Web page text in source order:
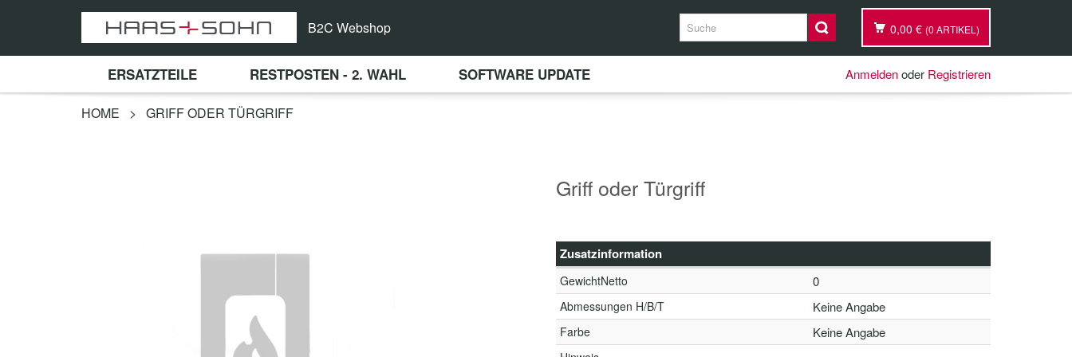
B2C Webshop 0,00 € (0 ARTIKEL)
ERSATZTEILE RESTPOSTEN - 2. WAHL SOFTWARE UPDATE Anmeldenoder Registrieren
HOME > GRIFF ODER TÜRGRIFF
Griff oder Türgriff
Zusatzinformation
GewichtNetto 0
Abmessungen H/B/T Keine Angabe
Farbe Keine Angabe